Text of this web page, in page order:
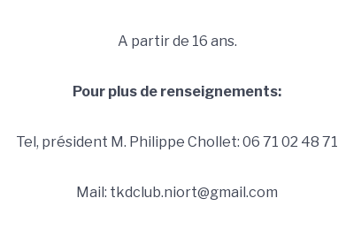
A partir de 16 ans.
Pour plus de renseignements:
Tel, président M. Philippe Chollet: 06 71 02 48 71
Mail: tkdclub.niort@gmail.com